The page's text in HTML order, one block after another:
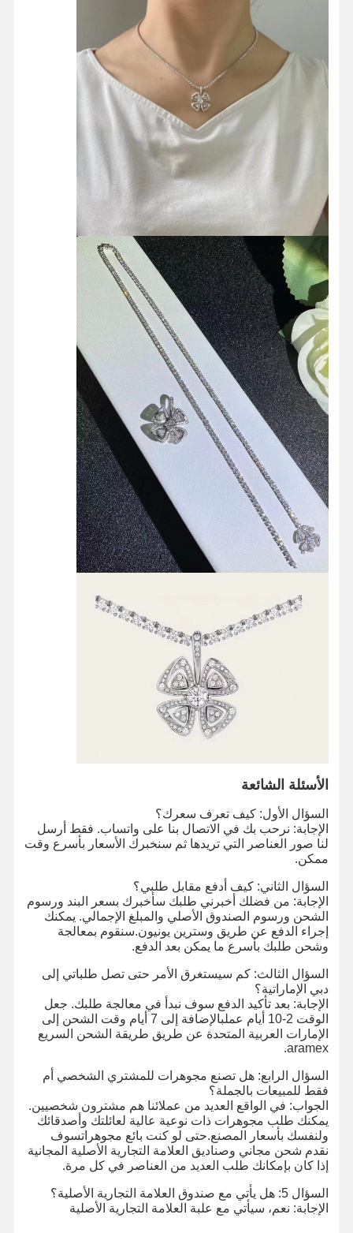
جولة في
المصنع
اتصل بنا
اطلب اقتباس
أساور ذهبية 18 كيلو
قلادة 18 كارت
أساور ذهبية 18 كارت
سوار الساعة الماسية
أقراط ذهبية 18 قيراط
بروشة ذهبية 18 كارت
مجموعة مجوهرات 18K
14K الماسية أساور
حلقة ذهبية من 14 قيراط
أساور ذهبية 14CT
القلادة المصفاة بالذهب 14 كارت
الأسئلة الشائعة
السؤال الأول: كيف تعرف سعرك؟
الإجابة: نرحب بك في الاتصال بنا على واتساب. فقط أرسل
لنا صور العناصر التي تريدها ثم سنخبرك الأسعار بأسرع وقت
ممكن.
السؤال الثاني: كيف أدفع مقابل طلبي؟
الإجابة: من فضلك أخبرني طلبك سأخبرك بسعر البند ورسوم
الشحن ورسوم الصندوق الأصلي والمبلغ الإجمالي. يمكنك
إجراء الدفع عن طريق وسترين يونيون.سنقوم بمعالجة
وشحن طلبك بأسرع ما يمكن بعد الدفع.
السؤال الثالث: كم سيستغرق الأمر حتى تصل طلباتي إلى
دبي الإماراتية؟
الإجابة: بعد تأكيد الدفع سوف نبدأ في معالجة طلبك. جعل
الوقت 2-10 أيام عملبالإضافة إلى 7 أيام وقت الشحن إلى
الإمارات العربية المتحدة عن طريق طريقة الشحن السريع
aramex.
السؤال الرابع: هل تصنع مجوهرات للمشتري الشخصي أم
فقط للمبيعات بالجملة؟
الجواب: في الواقع العديد من عملائنا هم مشترون شخصيين.
يمكنك طلب مجوهرات ذات نوعية عالية لعائلتك وأصدقائك
ولنفسك بأسعار المصنع.حتى لو كنت بائع مجوهراتسوف
نقدم شحن مجاني وصناديق العلامة التجارية الأصلية المجانية
إذا كان بإمكانك طلب العديد من العناصر في كل مرة.
السؤال 5: هل يأتي مع صندوق العلامة التجارية الأصلية؟
الإجابة: نعم، سيأتي مع علبة العلامة التجارية الأصلية